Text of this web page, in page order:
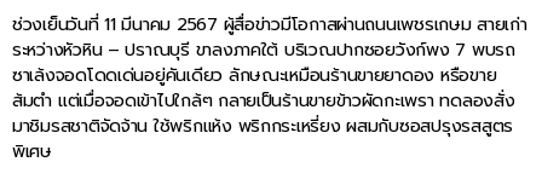
ช่วงเย็นวันที่ 11 มีนาคม 2567 ผู้สื่อข่าวมีโอกาสผ่านถนนเพชรเกษม สายเก่า
ระหว่างหัวหิน – ปราณบุรี ขาลงภาคใต้ บริเวณปากซอยวังก์พง 7 พบรถ
ซาเล้งจอดโดดเด่นอยู่คันเดียว ลักษณะเหมือนร้านขายยาดอง หรือขาย
ส้มตำ แต่เมื่อจอดเข้าไปใกล้ๆ กลายเป็นร้านขายข้าวผัดกะเพรา ทดลองสั่ง
มาชิมรสชาติจัดจ้าน ใช้พริกแห้ง พริกกระเหรี่ยง ผสมกับซอสปรุงรสสูตร
พิเศษ